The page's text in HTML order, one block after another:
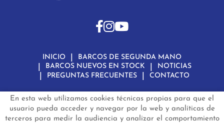
En esta web utilizamos cookies técnicas propias para que el
usuario pueda acceder y navegar por la web y analíticas de
terceros para medir la audiencia y analizar el comportamiento
INICIO
BARCOS DE SEGUNDA MANO
BARCOS NUEVOS EN STOCK
NOTICIAS
PREGUNTAS FRECUENTES
CONTACTO
Aviso Legal
Política de Privacidad de Datos
Política de Cookies
Configuración de Cookies